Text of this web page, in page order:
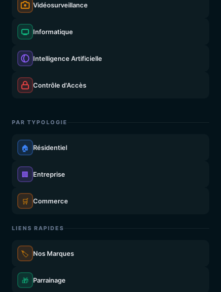
Vidéosurveillance
Informatique
Intelligence Artificielle
Contrôle d'Accès
PAR TYPOLOGIE
🏠 Résidentiel
🏢 Entreprise
🛒 Commerce
LIENS RAPIDES
🏷️ Nos Marques
🎁 Parrainage